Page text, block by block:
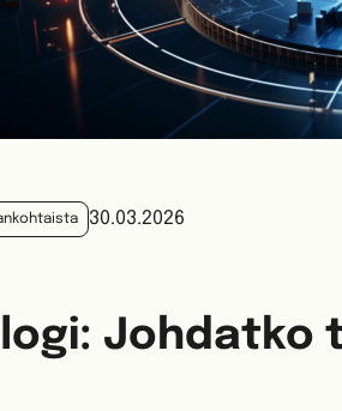
30.03.2026
Johdatko